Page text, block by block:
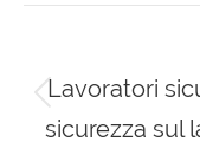
Lavoratori
sicurezza sul